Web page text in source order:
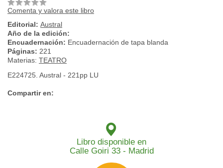
Comenta y valora este libro
Editorial: Austral
Año de la edición:
Encuadernación: Encuadernación de tapa blanda
Páginas: 221
Materias: TEATRO
E224725. Austral - 221pp LU
Compartir en:
Libro disponible en
Calle Goiri 33 - Madrid